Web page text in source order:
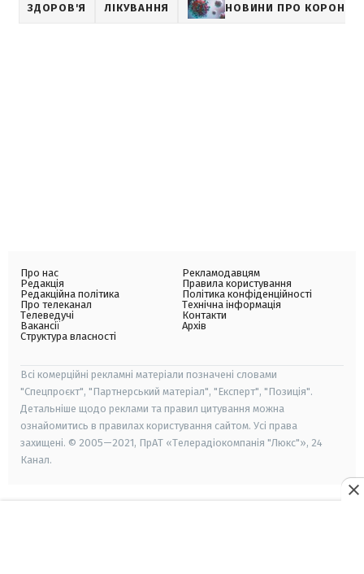
ЗДОРОВ'Я ЛІКУВАННЯ НОВИНИ ПРО
Про нас
Редакція
Редакційна політика
Про телеканал
Телеведучі
Вакансії
Структура власності
Рекламодавцям
Правила користування
Політика конфіденційності
Технічна інформація
Контакти
Архів
Всі комерційні рекламні матеріали позначені словами
"Спецпроєкт", "Партнерський матеріал", "Експерт", "Позиція".
Детальніше щодо реклами та правил цитування можна
ознайомитись в правилах користування сайтом. Усі права
захищені. © 2005—2021, ПрАТ «Телерадіокомпанія "Люкс"», 24
Канал.